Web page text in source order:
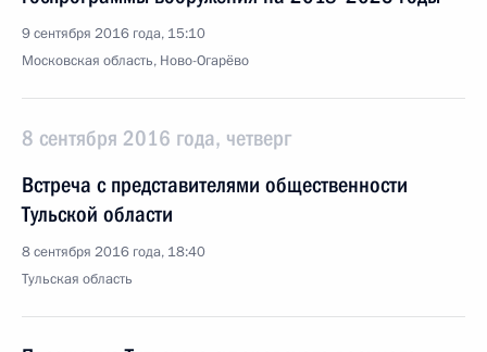
9 сентября 2016 года, 15:10
Московская область, Ново-Огарёво
8 сентября 2016 года, четверг
Встреча с представителями общественности
Тульской области
8 сентября 2016 года, 18:40
Тульская область